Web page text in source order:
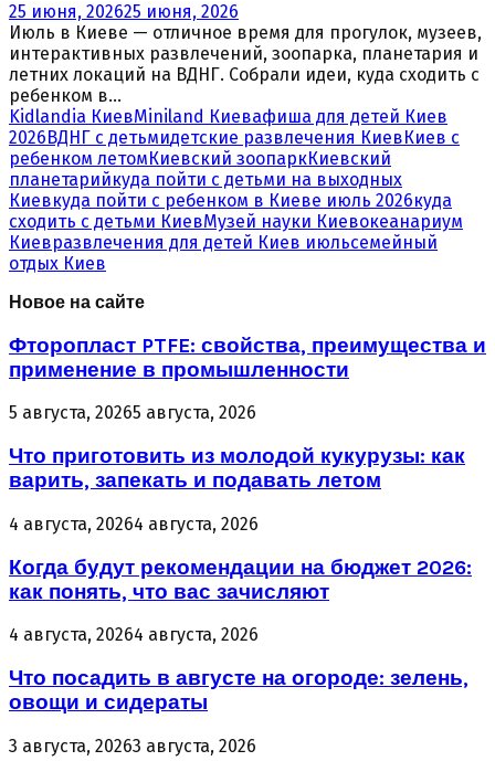
25 июня, 202625 июня, 2026
Июль в Киеве — отличное время для прогулок, музеев,
интерактивных развлечений, зоопарка, планетария и
летних локаций на ВДНГ. Собрали идеи, куда сходить с
ребенком в...
Kidlandia КиевMiniland Киевафиша для детей Киев
2026ВДНГ с детьмидетские развлечения КиевКиев с
ребенком летомКиевский зоопаркКиевский
планетарийкуда пойти с детьми на выходных
Киевкуда пойти с ребенком в Киеве июль 2026куда
сходить с детьми КиевМузей науки Киевокеанариум
Киевразвлечения для детей Киев июльсемейный
отдых Киев
Новое на сайте
Фторопласт PTFE: свойства, преимущества и
применение в промышленности
5 августа, 20265 августа, 2026
Что приготовить из молодой кукурузы: как
варить, запекать и подавать летом
4 августа, 20264 августа, 2026
Когда будут рекомендации на бюджет 2026:
как понять, что вас зачисляют
4 августа, 20264 августа, 2026
Что посадить в августе на огороде: зелень,
овощи и сидераты
3 августа, 20263 августа, 2026